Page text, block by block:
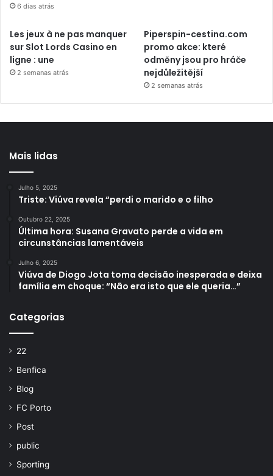
6 dias atrás
Les jeux à ne pas manquer
sur Slot Lords Casino en
ligne : une
2 semanas atrás
Piperspin-cestina.com
promo akce: které
odměny jsou pro hráče
nejdůležitější
2 semanas atrás
Mais lidas
Julho 5, 2025
Triste: Viúva revela “perdi o marido e o filho
Outubro 22, 2025
Última hora: Susana Gravato perde a vida em
circunstâncias lamentáveis
Julho 6, 2025
Viúva de Diogo Jota toma decisão inesperada e deixa
família em choque: “Não era isto que ele queria…”
Categorias
22
Benfica
Blog
FC Porto
Post
public
Sporting